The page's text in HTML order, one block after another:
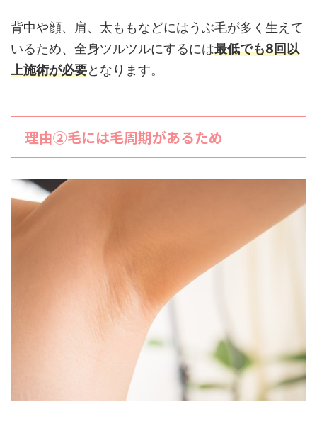
背中や顔、肩、太ももなどにはうぶ毛が多く生えて
いるため、全身ツルツルにするには最低でも8回以
上施術が必要となります。
理由②毛には毛周期があるため